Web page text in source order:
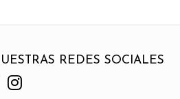
REDES SOCIALES